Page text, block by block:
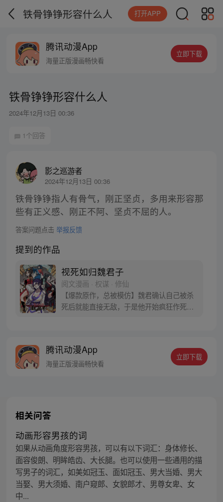
铁骨铮铮形容什么人 打开APP
腾讯动漫App
海量正版漫画畅快看
立即下载
铁骨铮铮形容什么人
2024年12月13日 00:36
1个回答
影之巡游者
2024年12月13日 00:36
铁骨铮铮指人有骨气，刚正坚贞，多用来形容那
些有正义感、刚正不阿、坚贞不屈的人。
答案问题点击 举报反馈
提到的作品
视死如归魏君子
阅文漫画 · 权谋 · 修仙
【爆款原作，总被模仿】魏君确认自己被杀
死后就能直接无敌，于是他开始疯狂作死。
他一世周全。 他替天煞孤星女神捕撑腰，神
捕表示这辈子只能以身相许。魏君：别闹！
腾讯动漫App
海量正版漫画畅快看
立即下载
相关问答
动画形容男孩的词
如果从动画角度形容男孩，可以有以下词汇：身体修长、
面容俊朗、明眸皓齿、大长腿。也可以使用一些通用的描
写男子的词汇，如美如冠玉、面如冠玉、男大当婚、男大
当娶、男大须婚、南户窥郎、女貌郎才、男尊女卑、女
中...